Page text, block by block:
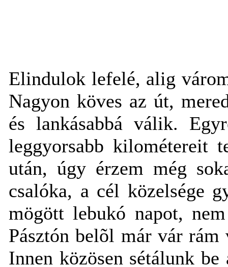
Elindulok lefelé, alig
Nagyon köves az út,
és lankásabbá válik.
leggyorsabb kilométereit
után, úgy érzem még
csalóka, a cél közelsége
mögött lebukó napot,
Pásztón belõl már vár
Innen közösen sétálunk